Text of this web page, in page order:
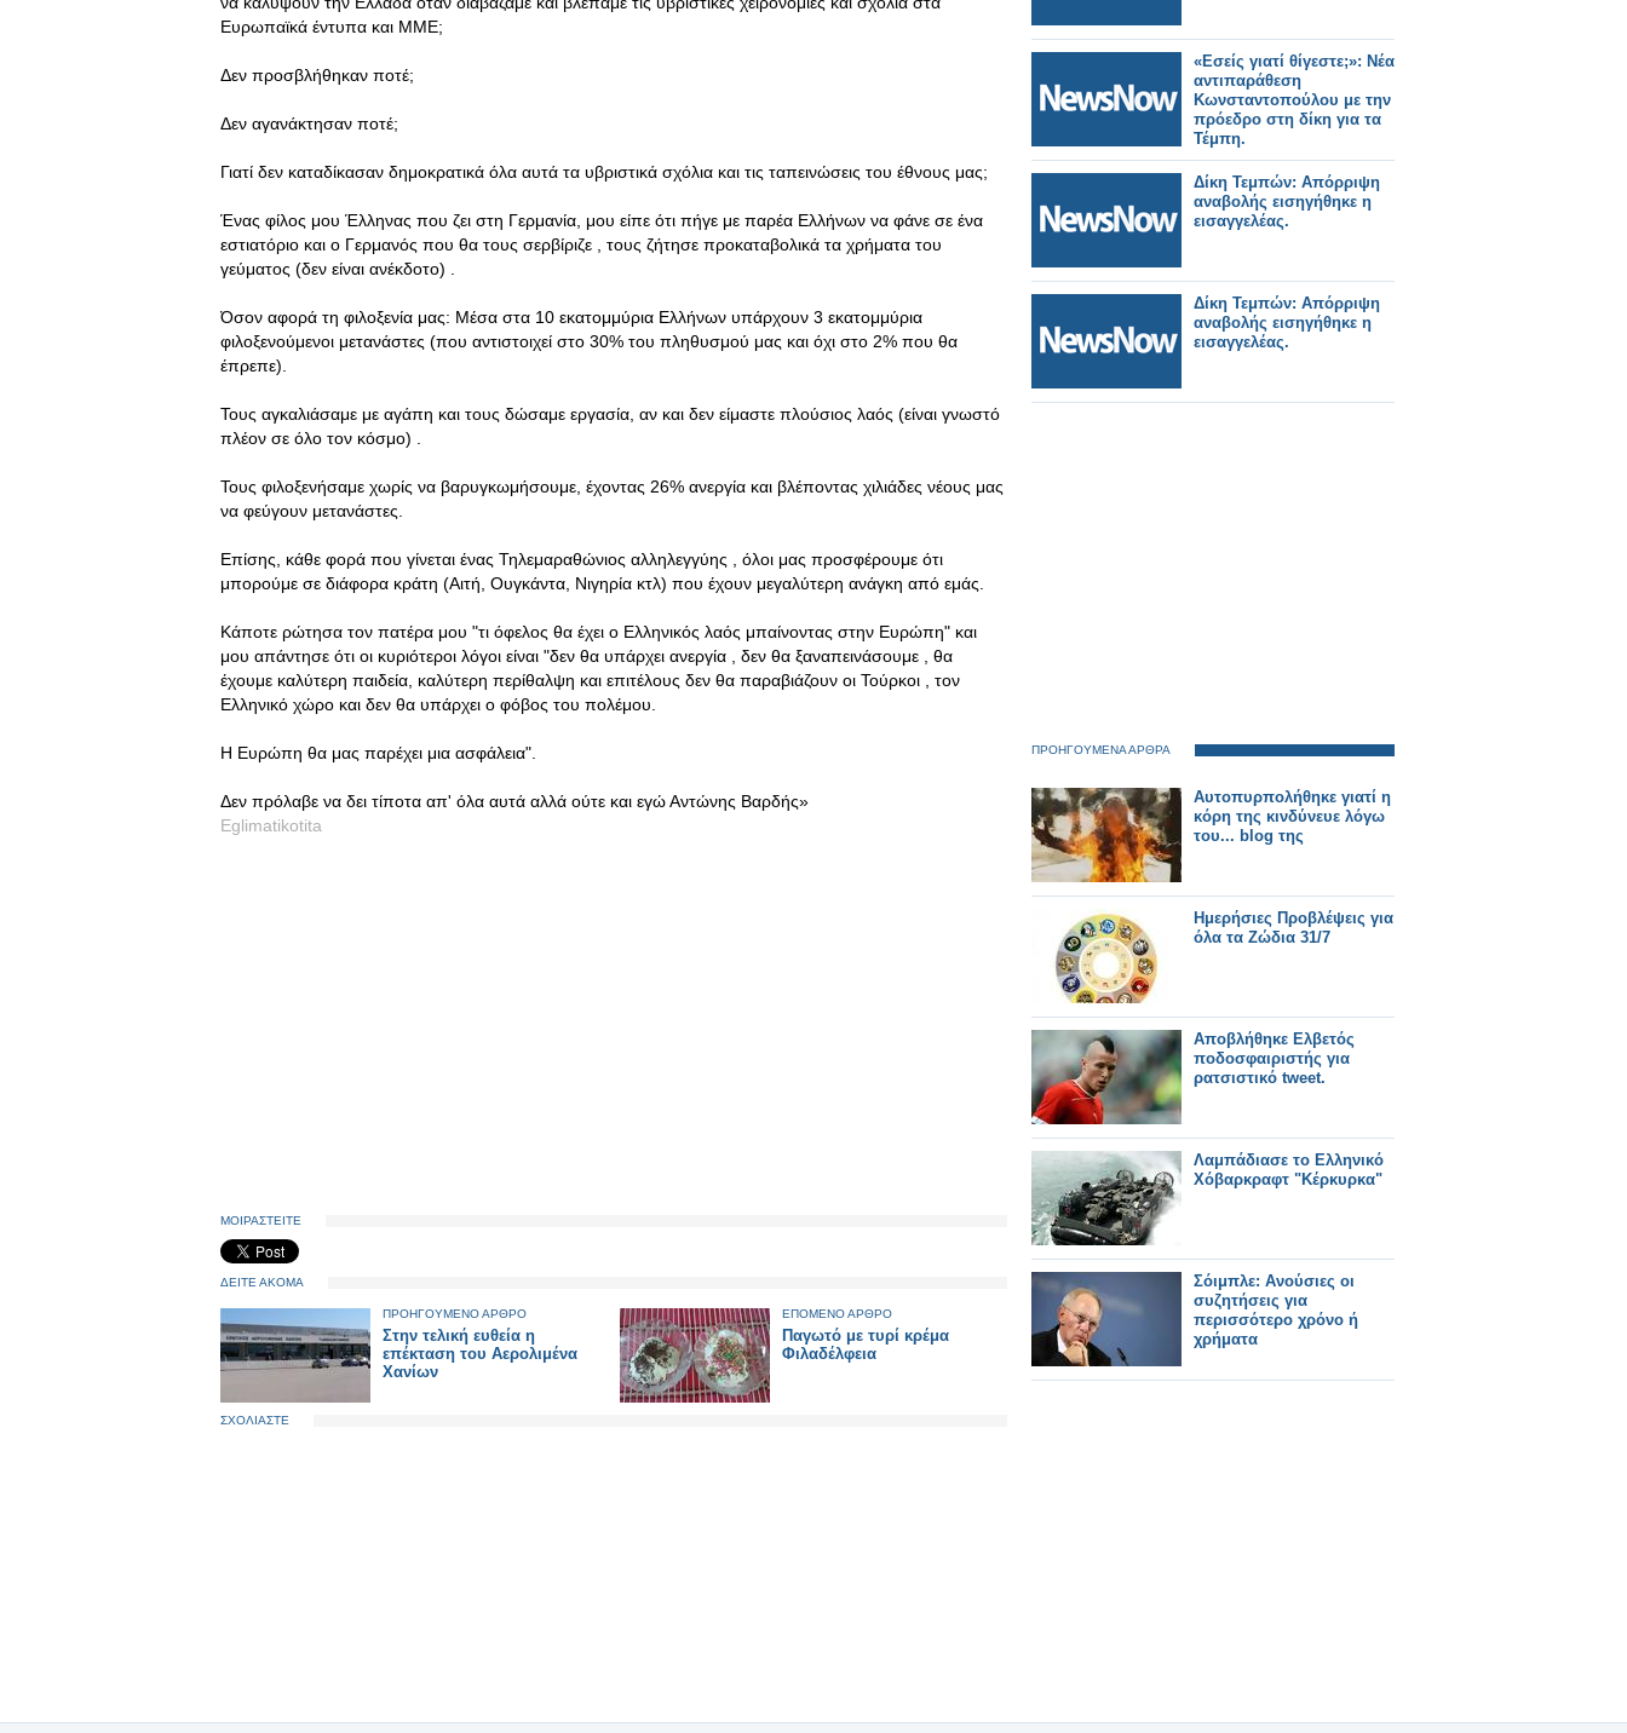
Ευρωπαϊκά έντυπα και ΜΜΕ;
Δεν προσβλήθηκαν ποτέ;
Δεν αγανάκτησαν ποτέ;
Γιατί δεν καταδίκασαν δημοκρατικά όλα αυτά τα υβριστικά σχόλια και τις ταπεινώσεις του έθνους μας;
Ένας φίλος μου Έλληνας που ζει στη Γερμανία, μου είπε ότι πήγε με παρέα Ελλήνων να φάνε σε ένα
εστιατόριο και ο Γερμανός που θα τους σερβίριζε , τους ζήτησε προκαταβολικά τα χρήματα του
γεύματος (δεν είναι ανέκδοτο) .
Όσον αφορά τη φιλοξενία μας: Mέσα στα 10 εκατομμύρια Ελλήνων υπάρχουν 3 εκατομμύρια
φιλοξενούμενοι μετανάστες (που αντιστοιχεί στο 30% του πληθυσμού μας και όχι στο 2% που θα
έπρεπε).
Τους αγκαλιάσαμε με αγάπη και τους δώσαμε εργασία, αν και δεν είμαστε πλούσιος λαός (είναι γνωστό
πλέον σε όλο τον κόσμο) .
Τους φιλοξενήσαμε χωρίς να βαρυγκωμήσουμε, έχοντας 26% ανεργία και βλέποντας χιλιάδες νέους μας
να φεύγουν μετανάστες.
Επίσης, κάθε φορά που γίνεται ένας Τηλεμαραθώνιος αλληλεγγύης , όλοι μας προσφέρουμε ότι
μπορούμε σε διάφορα κράτη (Αιτή, Ουγκάντα, Νιγηρία κτλ) που έχουν μεγαλύτερη ανάγκη από εμάς.
Κάποτε ρώτησα τον πατέρα μου "τι όφελος θα έχει ο Ελληνικός λαός μπαίνοντας στην Ευρώπη" και
μου απάντησε ότι οι κυριότεροι λόγοι είναι "δεν θα υπάρχει ανεργία , δεν θα ξαναπεινάσουμε , θα
έχουμε καλύτερη παιδεία, καλύτερη περίθαλψη και επιτέλους δεν θα παραβιάζουν οι Τούρκοι , τον
Ελληνικό χώρο και δεν θα υπάρχει ο φόβος του πολέμου.
Η Ευρώπη θα μας παρέχει μια ασφάλεια".
Δεν πρόλαβε να δει τίποτα απ' όλα αυτά αλλά ούτε και εγώ Αντώνης Βαρδής»
Eglimatikotita
ΜΟΙΡΑΣΤΕΙΤΕ
ΔΕΙΤΕ ΑΚΟΜΑ
ΠΡΟΗΓΟΥΜΕΝΟ ΑΡΘΡΟ
Στην τελική ευθεία η
επέκταση του Αερολιμένα
Χανίων
ΕΠΟΜΕΝΟ ΑΡΘΡΟ
Παγωτό με τυρί κρέμα
Φιλαδέλφεια
ΣΧΟΛΙΑΣΤΕ
«Εσείς γιατί θίγεστε;»: Νέα
αντιπαράθεση
Κωνσταντοπούλου με την
πρόεδρο στη δίκη για τα
Τέμπη.
Δίκη Τεμπών: Απόρριψη
αναβολής εισηγήθηκε η
εισαγγελέας.
Δίκη Τεμπών: Απόρριψη
αναβολής εισηγήθηκε η
εισαγγελέας.
ΠΡΟΗΓΟΥΜΕΝΑ ΑΡΘΡΑ
Αυτοπυρπολήθηκε γιατί η
κόρη της κινδύνευε λόγω
του... blog της
Ημερήσιες Προβλέψεις για
όλα τα Ζώδια 31/7
Αποβλήθηκε Ελβετός
ποδοσφαιριστής για
ρατσιστικό tweet.
Λαμπάδιασε το Ελληνικό
Χόβαρκραφτ "Κέρκυρκα"
Σόιμπλε: Ανούσιες οι
συζητήσεις για
περισσότερο χρόνο ή
χρήματα